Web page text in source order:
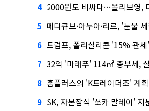
4 2000원도 비싸다…올리브영, 다이소 공세
5 메디큐브·아누아·리르, '눈물 세럼'
6 트럼프, 폴리실리콘 '15% 관세' 검토…한화
7 32억 '마래푸' 114㎡ 종부세, 실거주면 줄
8 홈플러스의 'K트레이더조' 계획…성공
9 SK, 자본잠식 '쏘카 말레이' 지